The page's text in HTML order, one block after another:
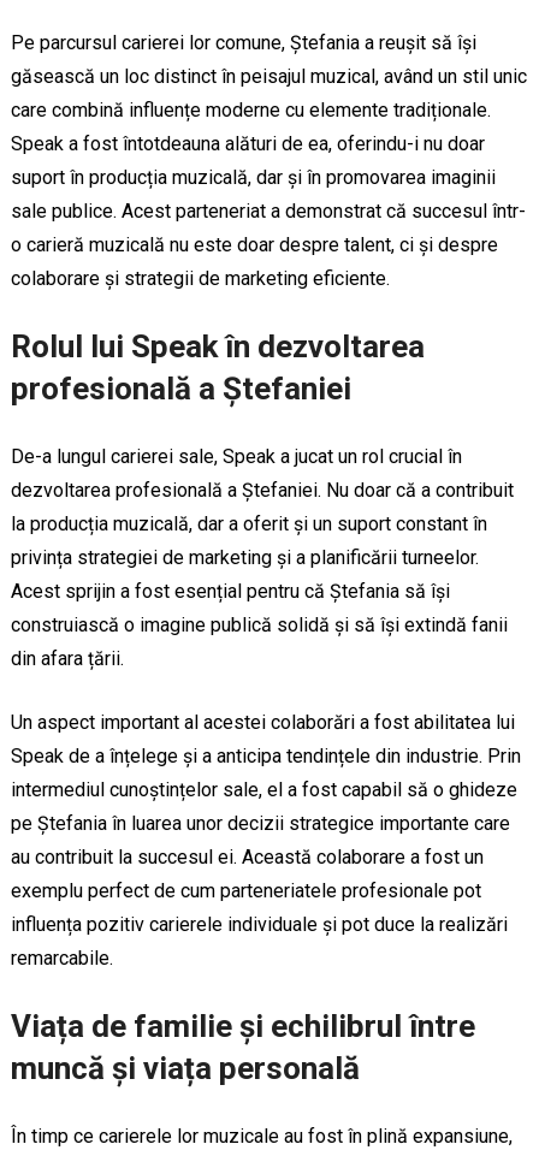
Pe parcursul carierei lor comune, Ștefania a reușit să își
găsească un loc distinct în peisajul muzical, având un stil unic
care combină influențe moderne cu elemente tradiționale.
Speak a fost întotdeauna alături de ea, oferindu-i nu doar
suport în producția muzicală, dar și în promovarea imaginii
sale publice. Acest parteneriat a demonstrat că succesul într-
o carieră muzicală nu este doar despre talent, ci și despre
colaborare și strategii de marketing eficiente.
Rolul lui Speak în dezvoltarea
profesională a Ștefaniei
De-a lungul carierei sale, Speak a jucat un rol crucial în
dezvoltarea profesională a Ștefaniei. Nu doar că a contribuit
la producția muzicală, dar a oferit și un suport constant în
privința strategiei de marketing și a planificării turneelor.
Acest sprijin a fost esențial pentru că Ștefania să își
construiască o imagine publică solidă și să își extindă fanii
din afara țării.
Un aspect important al acestei colaborări a fost abilitatea lui
Speak de a înțelege și a anticipa tendințele din industrie. Prin
intermediul cunoștințelor sale, el a fost capabil să o ghideze
pe Ștefania în luarea unor decizii strategice importante care
au contribuit la succesul ei. Această colaborare a fost un
exemplu perfect de cum parteneriatele profesionale pot
influența pozitiv carierele individuale și pot duce la realizări
remarcabile.
Viața de familie și echilibrul între
muncă și viața personală
În timp ce carierele lor muzicale au fost în plină expansiune,